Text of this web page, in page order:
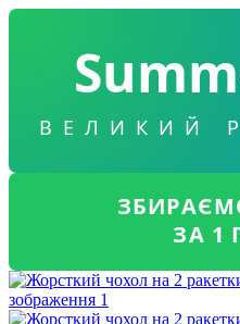
ВЕЛИКИЙ
ЗА 1